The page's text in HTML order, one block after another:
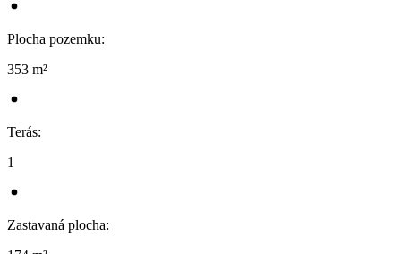
Plocha pozemku:
353 m²
Terás:
1
Zastavaná plocha: